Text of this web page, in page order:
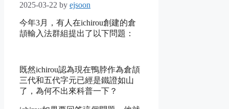
2025-03-22 by ejsoon
今年3月，有人在ichirou創建的倉
頡輸入法群組提出了以下問題：
既然ichirou認為現在鴨脖作為倉頡
三代和五代字元已經是鐵證如山
了，為何不出來科普一下？